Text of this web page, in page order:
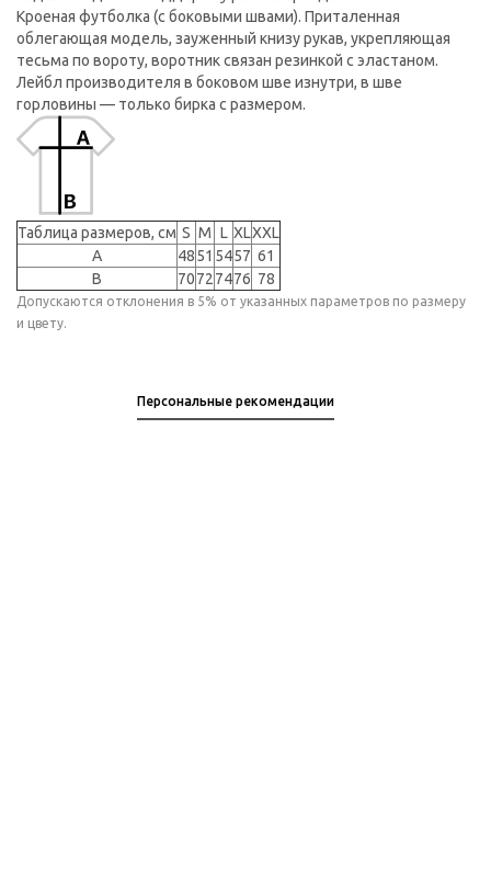
Кроеная футболка (с боковыми швами). Приталенная
облегающая модель, зауженный книзу рукав, укрепляющая
тесьма по вороту, воротник связан резинкой с эластаном.
Лейбл производителя в боковом шве изнутри, в шве
горловины — только бирка с размером.
Таблица размеров, см S M L XLXXL
A
4851 5457 61
B
70727476 78
Допускаются отклонения в 5% от указанных параметров по размеру
и цвету.
Персональные рекомендации